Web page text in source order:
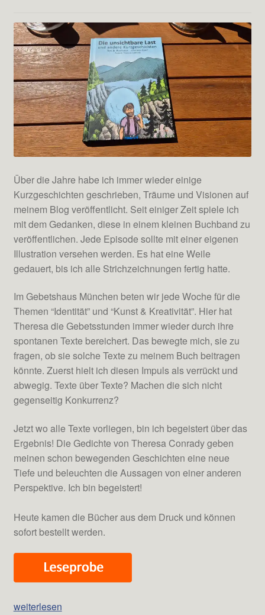
Über die Jahre habe ich immer wieder einige
Kurzgeschichten geschrieben, Träume und Visionen auf
meinem Blog veröffentlicht. Seit einiger Zeit spiele ich
mit dem Gedanken, diese in einem kleinen Buchband zu
veröffentlichen. Jede Episode sollte mit einer eigenen
Illustration versehen werden. Es hat eine Weile
gedauert, bis ich alle Strichzeichnungen fertig hatte.
Im Gebetshaus München beten wir jede Woche für die
Themen “Identität” und “Kunst & Kreativität”. Hier hat
Theresa die Gebetsstunden immer wieder durch ihre
spontanen Texte bereichert. Das bewegte mich, sie zu
fragen, ob sie solche Texte zu meinem Buch beitragen
könnte. Zuerst hielt ich diesen Impuls als verrückt und
abwegig. Texte über Texte? Machen die sich nicht
gegenseitig Konkurrenz?
Jetzt wo alle Texte vorliegen, bin ich begeistert über das
Ergebnis! Die Gedichte von Theresa Conrady geben
meinen schon bewegenden Geschichten eine neue
Tiefe und beleuchten die Aussagen von einer anderen
Perspektive. Ich bin begeistert!
Heute kamen die Bücher aus dem Druck und können
sofort bestellt werden.
Das
weiterlesen